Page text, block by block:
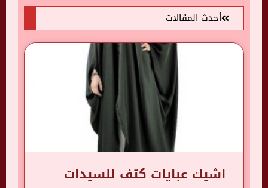
أحدث المقالات
اشيك عبايات كتف للسيدات